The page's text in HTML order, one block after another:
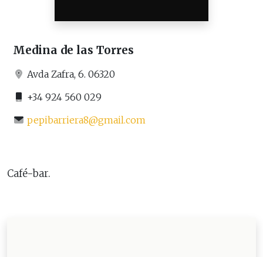
Medina de las Torres
Avda Zafra, 6. 06320
+34 924 560 029
pepibarriera8@gmail.com
Café-bar.